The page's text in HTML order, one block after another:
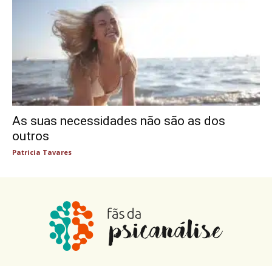
As suas necessidades não são as dos
outros
Patricia Tavares